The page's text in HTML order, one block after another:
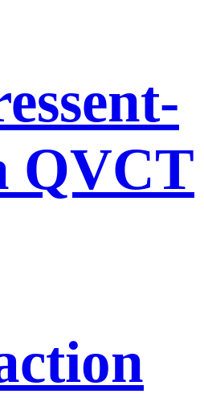
QVCT